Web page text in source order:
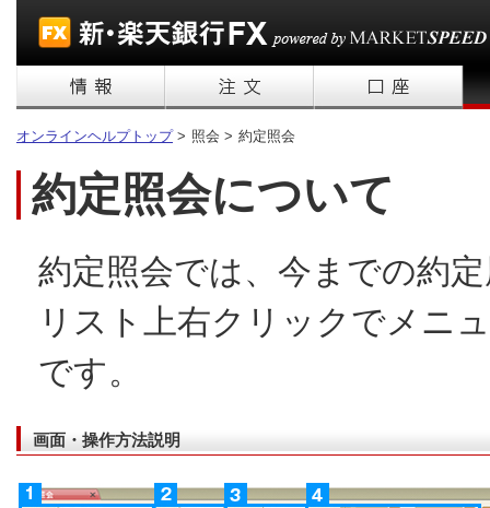
オンラインヘルプトップ> 照会 > 約定照会
約定照会について
約定照会では、今までの約
リスト上右クリックでメニ
です。
画面・操作方法説明